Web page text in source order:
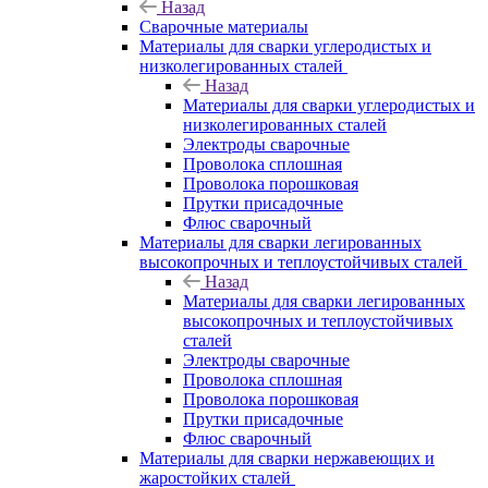
Назад
Сварочные материалы
Материалы для сварки углеродистых и
низколегированных сталей
Назад
Материалы для сварки углеродистых и
низколегированных сталей
Электроды сварочные
Проволока сплошная
Проволока порошковая
Прутки присадочные
Флюс сварочный
Материалы для сварки легированных
высокопрочных и теплоустойчивых сталей
Назад
Материалы для сварки легированных
высокопрочных и теплоустойчивых
сталей
Электроды сварочные
Проволока сплошная
Проволока порошковая
Прутки присадочные
Флюс сварочный
Материалы для сварки нержавеющих и
жаростойких сталей